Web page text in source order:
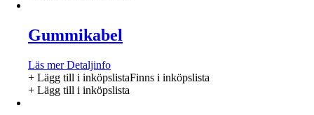
Gummikabel
Läs merDetaljinfo
+ Lägg till i inköpslistaFinns i inköpslista
+ Lägg till i inköpslista